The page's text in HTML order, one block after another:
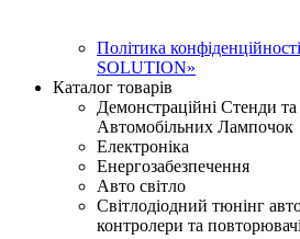
Політика
SOLUTION»
Каталог товарів
Демонстраційні Стенди
Автомобільних Лампочок
Електроніка
Енергозабезпечення
Авто світло
Світлодіодний тюнінг
контролери та